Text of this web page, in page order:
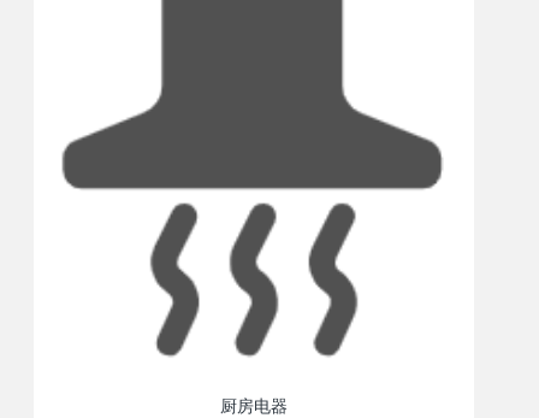
厨房电器